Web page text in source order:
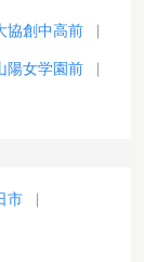
協創中高前
陽女学園前
市